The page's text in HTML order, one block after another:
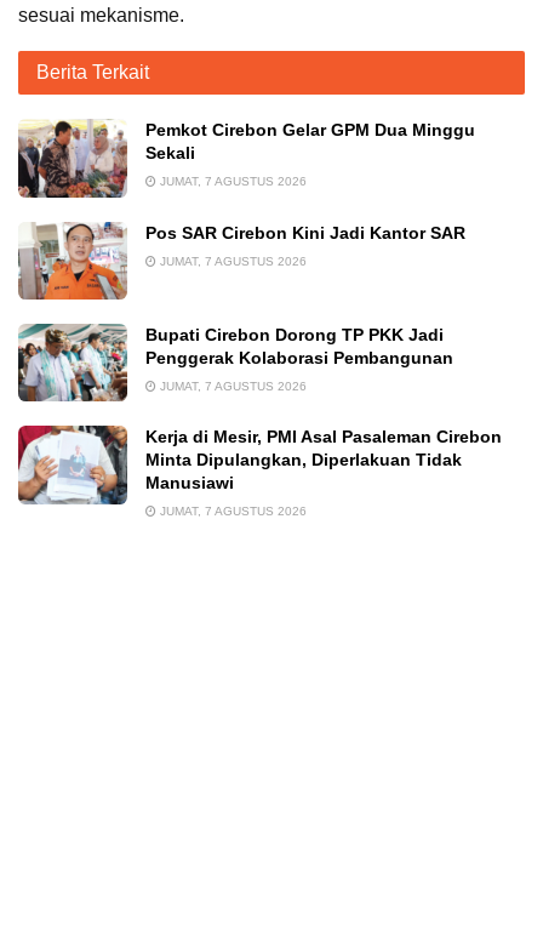
sesuai mekanisme.
Berita Terkait
Pemkot Cirebon Gelar GPM Dua Minggu
Sekali
JUMAT, 7 AGUSTUS 2026
Pos SAR Cirebon Kini Jadi Kantor SAR
JUMAT, 7 AGUSTUS 2026
Bupati Cirebon Dorong TP PKK Jadi
Penggerak Kolaborasi Pembangunan
JUMAT, 7 AGUSTUS 2026
Kerja di Mesir, PMI Asal Pasaleman Cirebon
Minta Dipulangkan, Diperlakuan Tidak
Manusiawi
JUMAT, 7 AGUSTUS 2026